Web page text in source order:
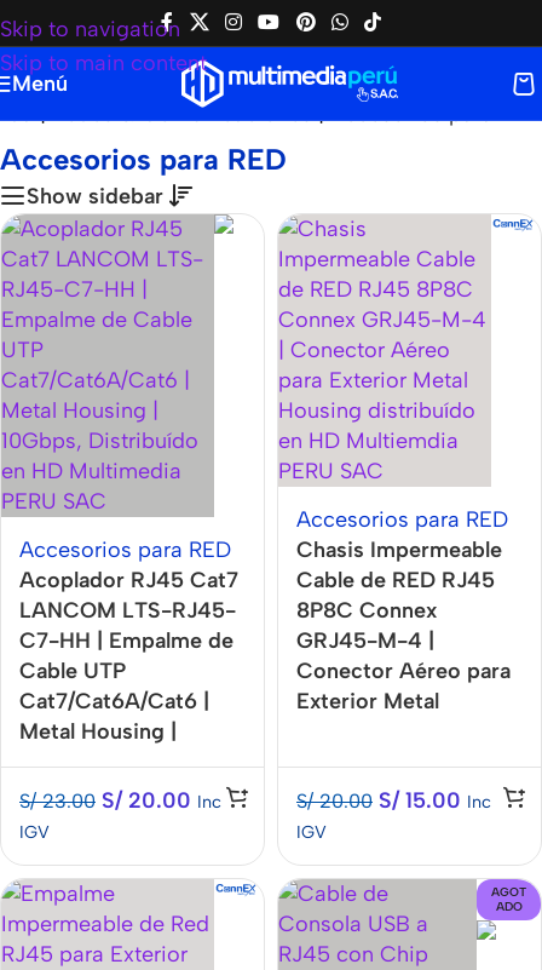
Skip to navigation
Skip to main content
Menú
| Redes & Comunicaciones |Accesorios para RED
Accesorios para RED
Show sidebar
Accesorios para RED
Acoplador RJ45 Cat7
LANCOM LTS-RJ45-
C7-HH | Empalme de
Cable UTP
Cat7/Cat6A/Cat6 |
Metal Housing |
10Gbps
S/23.00 S/20.00 Inc
IGV
Accesorios para RED
Chasis Impermeable
Cable de RED RJ45
8P8C Connex
GRJ45-M-4 |
Conector Aéreo para
Exterior Metal
S/20.00 S/15.00 Inc
IGV
AGOT
ADO